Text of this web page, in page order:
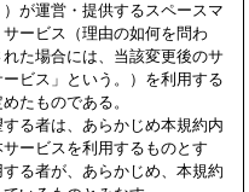
が運営・提供するスペースマ
ービス（理由の如何を問わ
た場合には、当該変更後のサ
ビス」という。）を利用する
たものである。
る者は、あらかじめ本規約内
ービスを利用するものとす
る者が、あらかじめ、本規約